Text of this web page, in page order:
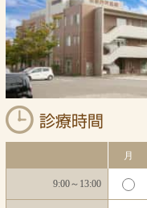
月
9:00～13:00